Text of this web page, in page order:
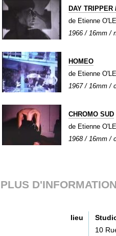
DAY TRIPPER
de Etienne
1966 / 16mm /
HOMEO
de Etienne
1967 / 16mm /
CHROMO SUD
de Etienne
1968 / 16mm /
PLUS
lieu
10